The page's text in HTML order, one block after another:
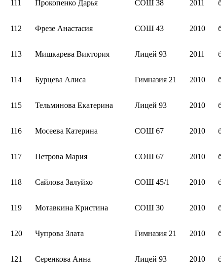
111 Прокопенко Дарья СОШ 38 2011
112 Фрезе Анастасия СОШ 43 2010
113 Мишкарева Виктория Лицей 93 2011
114 Бурцева Алиса Гимназия 21 2010
115 Тельминова Екатерина Лицей 93 2010
116 Мосеева Катерина СОШ 67 2010
117 Петрова Мария СОШ 67 2010
118 Сайлова Залуйхо СОШ 45/1 2010
119 Мотавкина Кристина СОШ 30 2010
120 Чупрова Злата Гимназия 21 2010
121 Серенкова Анна Лицей 93 2010